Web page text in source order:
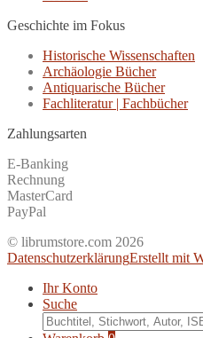
Geschichte im Fokus
Historische Wissenschaften
Archäologie Bücher
Antiquarische Bücher
Fachliteratur | Fachbücher
Zahlungsarten
E-Banking
Rechnung
MasterCard
PayPal
© librumstore.com 2026
DatenschutzerklärungErstellt mit
Ihr Konto
Suche
Suche
nach: